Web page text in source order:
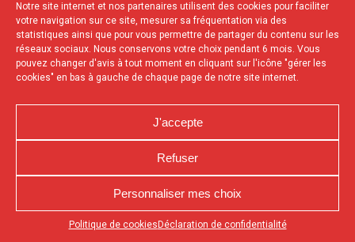
Notre site internet et nos partenaires utilisent des cookies pour faciliter
votre navigation sur ce site, mesurer sa fréquentation via des
statistiques ainsi que pour vous permettre de partager du contenu sur les
réseaux sociaux. Nous conservons votre choix pendant 6 mois. Vous
pouvez changer d'avis à tout moment en cliquant sur l'icône "gérer les
cookies" en bas à gauche de chaque page de notre site internet.
J'accepte
Refuser
Personnaliser mes choix
Politique de cookies Déclaration de confidentialité
Appuyez sur le bouton partager en bas de votre